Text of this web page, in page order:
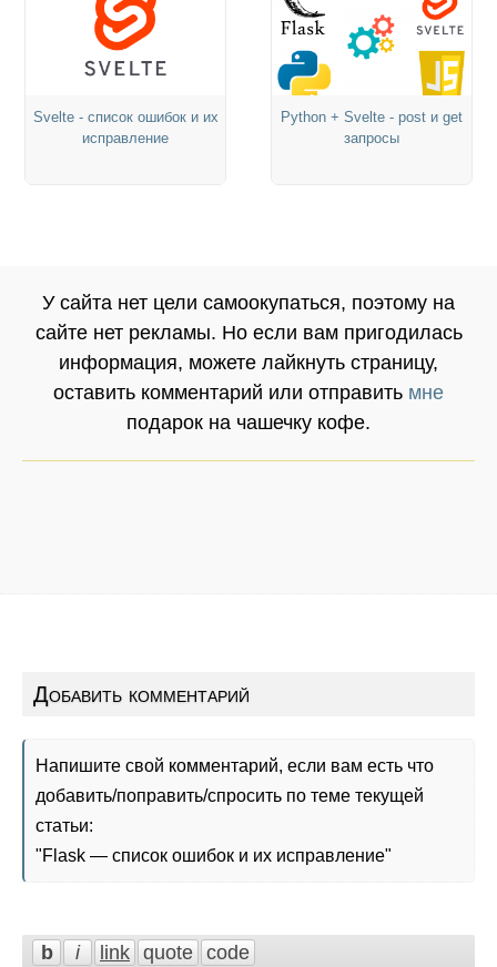
Svelte - список ошибок и их
исправление
Python + Svelte - post и get
запросы
У сайта нет цели самоокупаться, поэтому на
сайте нет рекламы. Но если вам пригодилась
информация, можете лайкнуть страницу,
оставить комментарий или отправить мне
подарок на чашечку кофе.
Добавить комментарий
Напишите свой комментарий, если вам есть что
добавить/поправить/спросить по теме текущей
статьи:
"Flask — список ошибок и их исправление"